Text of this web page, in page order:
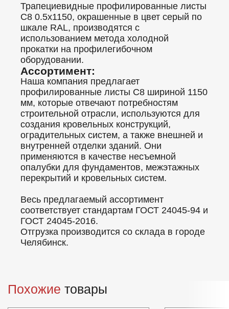
Трапециевидные профилированные листы
C8 0.5x1150, окрашенные в цвет серый по
шкале RAL, производятся с
использованием метода холодной
прокатки на профилегибочном
оборудовании.
Ассортимент:
Наша компания предлагает
профилированные листы C8 шириной 1150
мм, которые отвечают потребностям
строительной отрасли, используются для
создания кровельных конструкций,
оградительных систем, а также внешней и
внутренней отделки зданий. Они
применяются в качестве несъемной
опалубки для фундаментов, межэтажных
перекрытий и кровельных систем.
Весь предлагаемый ассортимент
соответствует стандартам ГОСТ 24045-94 и
ГОСТ 24045-2016.
Отгрузка производится со склада в городе
Челябинск.
Похожие товары